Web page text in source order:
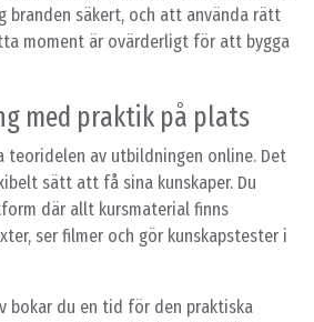
branden säkert, och att använda rätt
moment är ovärderligt för att bygga
med praktik på plats
teoridelen av utbildningen online. Det
sätt att få sina kunskaper. Du
där allt kursmaterial finns
ser filmer och gör kunskapstester i
bokar du en tid för den praktiska